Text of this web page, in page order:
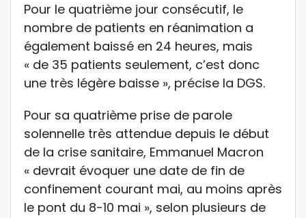
Pour le quatrième jour consécutif, le
nombre de patients en réanimation a
également baissé en 24 heures, mais
« de 35 patients seulement, c’est donc
une très légère baisse », précise la DGS.
Pour sa quatrième prise de parole
solennelle très attendue depuis le début
de la crise sanitaire, Emmanuel Macron
« devrait évoquer une date de fin de
confinement courant mai, au moins après
le pont du 8-10 mai », selon plusieurs de